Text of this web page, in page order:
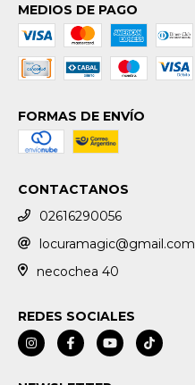
MEDIOS DE PAGO
FORMAS DE ENVÍO
CONTACTANOS
02616290056
locuramagic@gmail.com
necochea 40
REDES SOCIALES